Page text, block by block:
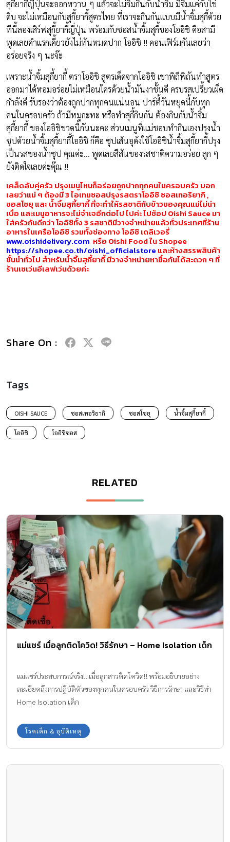
สุกี้ยากี้ญี่ปุ่นจะออกหวาน ๆ แล้วจะไม่จิ้มกินกับน้ำจิ้ม มีจิ้มแค่กับไข่
ดิบ จะไม่เหมือนกับสุกี้ยากี้สูตรไทย ที่เราจะกินกันแบบมีน้ำจิ้มสุกี้ด้วย
ทีนี้ลองเสิร์ฟสุกี้ยากี้ญี่ปุ่น พร้อมกับซอสน้ำจิ้มสุกี้ของโออิชิ คือสามี
พูดเลยคำแรกเคี้ยวยังไม่ทันหมดปาก โออิชิ !! คอนเฟิร์มกันเลยว่า
อร่อยจริง ๆ นะจ๊ะ
เพราะน้ำจิ้มสุกี้ยากี้ ตราโออิชิ สูตรเด็ดจากโออิชิ เขาพิถีพิถันทำสูตร
ออกมาได้หอมอร่อยไม่เหมือนใครด้วยน้ำมันงาชั้นดี ครบรสเปรี้ยวเผ็ด
กำลังดี รับรองว่าต้องถูกปากทุกคนแน่นอน ปาร์ตี้วันหยุดนี้กับทุก
คนในครอบครัว ถ้ามีหมูกะทะ หรือทำสุกี้กินกัน ต้องกินกับน้ำจิ้ม
สุกี้ยากี้ ของโออิชิขวดนี้กันนะคะ ส่วนเมนูที่แม่ชอบทำกินเองปรุงน้ำ
ซุปด้วยน้ำจิ้มสุกี้ยากี้โออิชิ ก็คือ ซุปเส้นอุด้งใช้โออิชิน้ำจิ้มสุกี้ยากี้ปรุง
เป็นรสของน้ำซุป คุณค่ะ… พูดเลยสีสันของรสชาติความอร่อย ลูก ๆ
ยังติดใจเลยค่ะคุ๊ณ !!
เคล็ดลับคู่ครัว ปรุงเมนูไหนก็อร่อยถูกปากทุกคนในครอบครัว บอก
เลยว่าแม่ ๆ ต้องมี 3 ไอเทมซอสปรุงรสตราโออิชิ ซอสเทอริยากิ ,
ซอสโชยุ และ น้ำจิ้มสุกี้ยากี้ ที่จะทำให้รสชาติกับข้าวของคุณแม่ไม่น่า
เบื่อ และเมนูอาหารจะไม่จำเจอีกต่อไป ไปค่ะ ไปช้อป Oishi Sauce มา
ใส่ครัวกันดีกว่า โออิชิทั้ง 3 รสชาติมีวางจำหน่ายแล้วทั่วประเทศที่ร้าน
อาหารในเครือโออิชิ รวมทั้งช่องทาง โออิชิ เดลิเวอรี่
www.oishidelivery.com หรือ Oishi Food ใน Shopee
https://shopee.co.th/oishi_officialstore และห้างสรรพสินค้า
ชั้นนำทั่วไป สำหรับน้ำจิ้มสุกี้ยากี้ มีวางจำหน่ายหาซื้อกันได้สะดวก ๆ ที่
ร้านเซเว่นอีเลฟเว่นด้วยค่ะ
Share On :
Tags
OISHI SAUCE ซอสเทอริยากิ ซอสโชยุ น้ำจิ้มสุกี้ยากี้
โออิชิ โออิชิซอส
RELATED
แม่แชร์ เมื่อลูกติดโควิด! วิธีรักษา – Home Isolation เด็ก
แม่แชร์ประสบการณ์จริง!! เมื่อลูกสาวติดโควิด!! พร้อมอธิบายอย่าง
ละเอียดถึงการปฏิบัติตัวของทุกคนในครอบครัว วิธีการรักษา และวิธีทำ
Home Isolation เด็ก
โรคเด็ก & อุบัติเหตุ